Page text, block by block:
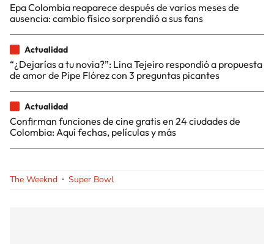
Epa Colombia reaparece después de varios meses de
ausencia: cambio físico sorprendió a sus fans
Actualidad
“¿Dejarías a tu novia?”: Lina Tejeiro respondió a propuesta
de amor de Pipe Flórez con 3 preguntas picantes
Actualidad
Confirman funciones de cine gratis en 24 ciudades de
Colombia: Aquí fechas, películas y más
The Weeknd Super Bowl